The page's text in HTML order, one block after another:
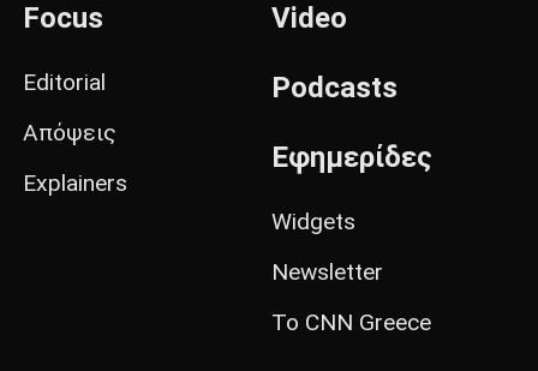
Focus
Editorial
Απόψεις
Explainers
Video
Podcasts
Εφημερίδες
Widgets
Newsletter
Το CNN Greece